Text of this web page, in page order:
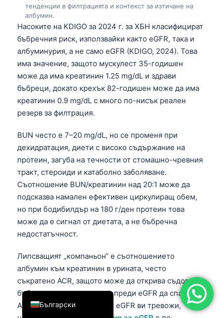
тенденции в филтрацията и контекст за изтичане на
албумин.
Насоките на KDIGO за 2024 г. за ХБН класифицират
бъбречния риск, използвайки както eGFR, така и
албуминурия, а не само eGFR (KDIGO, 2024). Това
има значение, защото мускулест 35-годишен
може да има креатинин 1.25 mg/dL и здрави
бъбреци, докато крехък 82-годишен може да има
креатинин 0.9 mg/dL с много по-нисък реален
резерв за филтрация.
BUN често е 7–20 mg/dL, но се променя при
дехидратация, диети с високо съдържание на
протеин, загуба на течности от стомашно-чревния
тракт, стероиди и катаболно заболяване.
Съотношение BUN/креатинин над 20:1 може да
подсказва намален ефективен циркулиращ обем,
но при бодибилдър на 180 г/ден протеин това
може да е сигнал от диетата, а не бъбречна
недостатъчност.
Липсващият „компаньон“ е съотношението
албумин към креатинин в урината, често
съкратено ACR, защото може да открива съдово
бъбречно увреждане още преди eGFR да спадне.
Ако тенденцията на вашия eGFR ви тревожи,
Български
Deutsch
العربية
Français
עִבְרִית
Italiano
Español
Português
Ελληνικά
简体中文
فارسی
Dansk
Nederlands
हिन्दी
Bahasa Indonesia
Հայերեն